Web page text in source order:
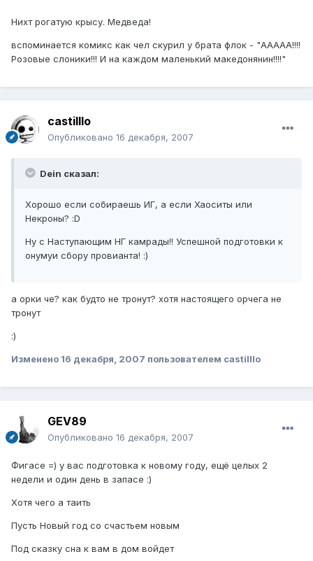
Нихт рогатую крысу. Медведа!
вспоминается комикс как чел скурил у брата флок - "ААААА!!!!
Розовые слоники!!! И на каждом маленький македонянин!!!!"
castilllo
Опубликовано 16 декабря, 2007
Dein сказал:
Хорошо если собираешь ИГ, а если Хаоситы или
Некроны? :D
Ну с Наступающим НГ камрады!! Успешной подготовки к
онумуи сбору провианта! :)
а орки че? как будто не тронут? хотя настоящего орчега не
тронут
:)
Изменено 16 декабря, 2007 пользователем castilllo
GEV89
Опубликовано 16 декабря, 2007
Фигасе =) у вас подготовка к новому году, ещё целых 2
недели и один день в запасе :)
Хотя чего а таить
Пусть Новый год cо счастьем новым
Под сказку сна к вам в дом войдет